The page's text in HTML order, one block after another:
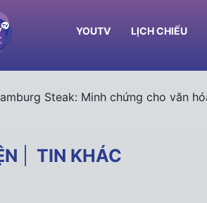
YOUTV LỊCH CHIẾU
TIN KHÁC